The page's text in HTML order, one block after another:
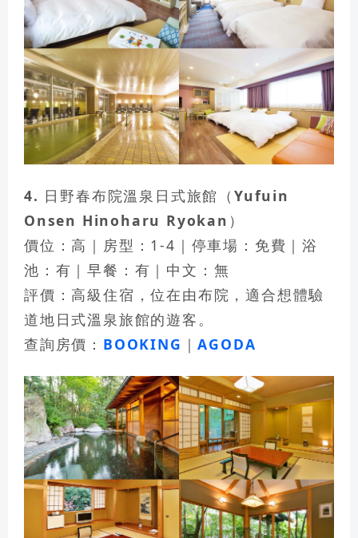
4. 日野春布院溫泉日式旅館（Yufuin
Onsen Hinoharu Ryokan）
價位：高｜房型：1-4｜停車場：免費｜浴
池：有｜早餐：有｜中文：無
評價：高級住宿，位在由布院，適合想體驗
道地日式溫泉旅館的遊客。
查詢房價： BOOKING ｜AGODA